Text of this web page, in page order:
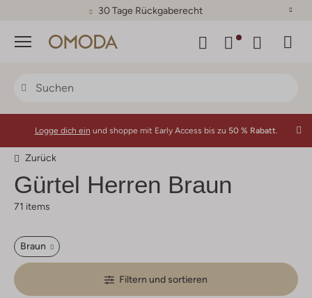
30 Tage Rückgaberecht
Menü
Logge dich ein und shoppe mit Early Access bis zu 50 % Rabatt.
Zurück
Gürtel Herren Braun
71 items
Braun
Filtern und sortieren